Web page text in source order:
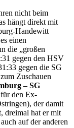
nicht beim
hängt direkt mit
Handewitt
einen
die „großen
gegen den HSV
gegen die SG
Zuschauen
– SG
den Ex-
der damit
dreimal hat er mit
auf der anderen